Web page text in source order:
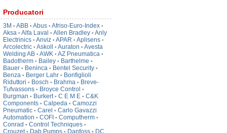
Producatori
3M • ABB • Abus • Afriso-Euro-Index •
Aksa • Alfa Laval • Allen Bradley • Anly
Electrinics • Anviz • APAR • Aplisens •
Arcolectric • Askoll • Auraton • Avesta
Welding AB • AWK • AZ Pneumatica •
Badotherm • Bailey • Barthelme •
Bauer • Beninca • Bentel Security •
Benza • Berger Lahr • Bonfiglioli
Riduttori • Bosch • Brahma • Breve-
Tufvassons • Broyce Control •
Burgman • Burkert • C E M E • C&K
Components • Calpeda • Camozzi
Pneumatic • Carel • Carlo Gavazzi
Automation • COFI • Computherm •
Conrad • Control Techniques •
Crouzet • Dab Pumps • Danfoss • DC